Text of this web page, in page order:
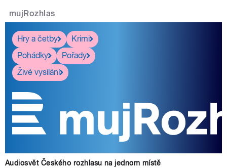
mujRozhlas
Hry a četby
Krimi
Pohádky
Pořady
Živé vysílání
Audiosvět Českého rozhlasu na jednom místě